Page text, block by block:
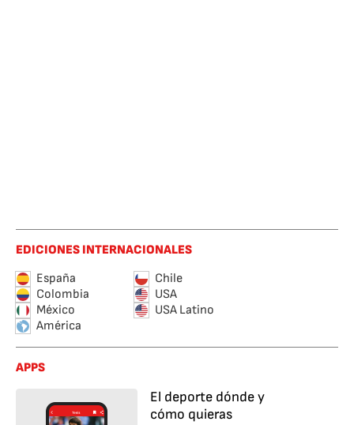
EDICIONES INTERNACIONALES
España
Chile
Colombia
USA
México
USA Latino
América
APPS
El deporte dónde y
cómo quieras